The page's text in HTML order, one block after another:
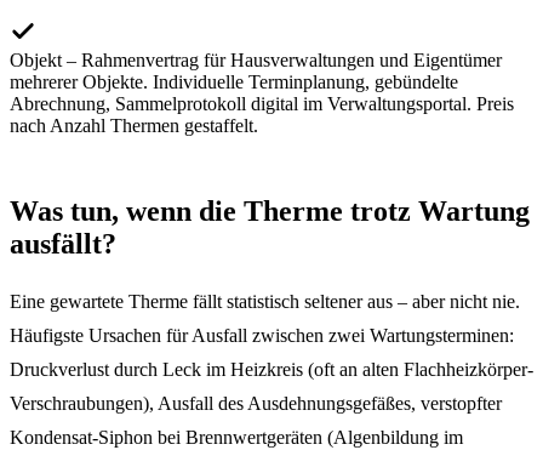
Objekt – Rahmenvertrag für Hausverwaltungen und Eigentümer
mehrerer Objekte. Individuelle Terminplanung, gebündelte
Abrechnung, Sammelprotokoll digital im Verwaltungsportal. Preis
nach Anzahl Thermen gestaffelt.
Was tun, wenn die Therme trotz Wartung
ausfällt?
Eine gewartete Therme fällt statistisch seltener aus – aber nicht nie.
Häufigste Ursachen für Ausfall zwischen zwei Wartungsterminen:
Druckverlust durch Leck im Heizkreis (oft an alten Flachheizkörper-
Verschraubungen), Ausfall des Ausdehnungsgefäßes, verstopfter
Kondensat-Siphon bei Brennwertgeräten (Algenbildung im